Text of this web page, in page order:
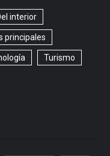
interior
principales
Turismo